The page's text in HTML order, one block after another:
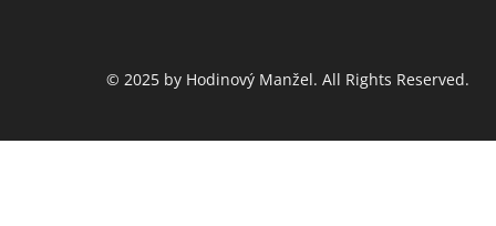
© 2025 by Hodinový Manžel. All Rights Reserved.